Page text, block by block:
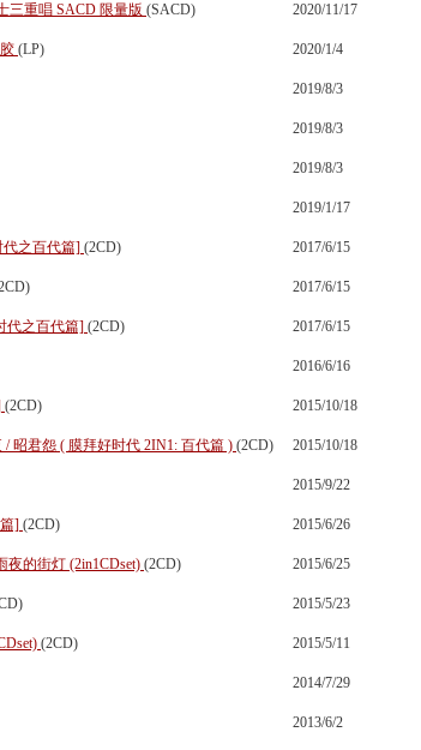
三重唱 SACD 限量版 (SACD) 2020/11/17
(LP) 2020/1/4
2019/8/3
2019/8/3
2019/8/3
2019/1/17
之百代篇] (2CD) 2017/6/15
2017/6/15
代之百代篇] (2CD) 2017/6/15
2016/6/16
(2CD) 2015/10/18
昭君怨 ( 膜拜好时代 2IN1: 百代篇 ) (2CD) 2015/10/18
2015/9/22
] (2CD) 2015/6/26
夜的街灯 (2in1CDset) (2CD) 2015/6/25
2015/5/23
(2CD) 2015/5/11
2014/7/29
2013/6/2